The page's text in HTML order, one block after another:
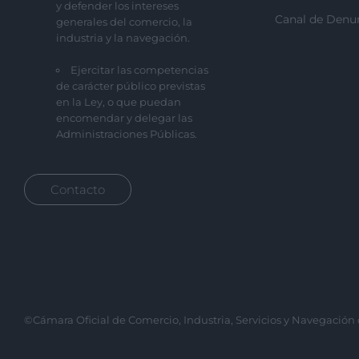
y defender los intereses
generales del comercio, la
industria y la navegación.
Ejercitar las competencias
de carácter público previstas
en la Ley, o que puedan
encomendar y delegar las
Administraciones Públicas.
Contacto
Canal de
©Cámara Oficial de Comercio, Industria, Servicios y Navegación